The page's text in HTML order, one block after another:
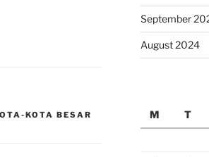
KOTA BESAR
September
August 2024
M
T